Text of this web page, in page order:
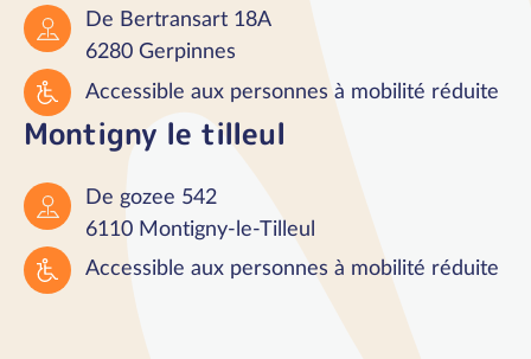
De Bertransart 18A
6280 Gerpinnes
Accessible aux personnes à mobilité réduite
Montigny le tilleul
De gozee 542
6110 Montigny-le-Tilleul
Accessible aux personnes à mobilité réduite